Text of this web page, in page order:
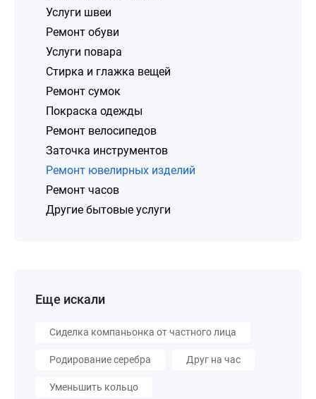
Услуги швеи
Ремонт обуви
Услуги повара
Стирка и глажка вещей
Ремонт сумок
Покраска одежды
Ремонт велосипедов
Заточка инструментов
Ремонт ювелирных изделий
Ремонт часов
Другие бытовые услуги
Еще искали
Сиделка компаньонка от частного лица
Родирование серебра Друг на час
Уменьшить кольцо